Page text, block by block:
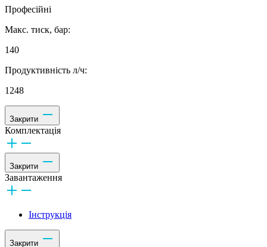
Професійні
Макс. тиск, бар:
140
Продуктивність л/ч:
1248
Закрити
Комплектація
Закрити
Завантаження
Інструкція
Закрити